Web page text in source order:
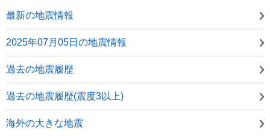
最新の地震情報
2025年07月05日の地震情報
過去の地震履歴
過去の地震履歴(震度3以上)
海外の大きな地震